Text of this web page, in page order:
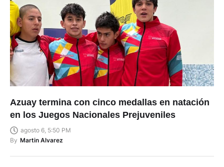
Azuay termina con cinco medallas en natación
en los Juegos Nacionales Prejuveniles
agosto 6, 5:50 PM
By Martin Alvarez